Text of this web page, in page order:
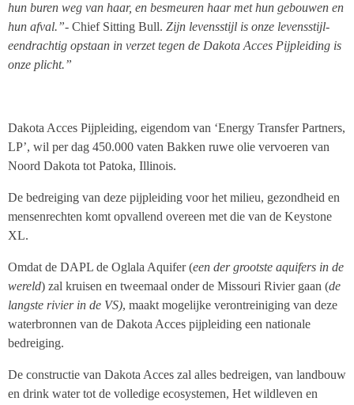
hun buren weg van haar, en besmeuren haar met hun gebouwen en
hun afval.”- Chief Sitting Bull. Zijn levensstijl is onze levensstijl-
eendrachtig opstaan in verzet tegen de Dakota Acces Pijpleiding is
onze plicht.”
Dakota Acces Pijpleiding, eigendom van ‘Energy Transfer Partners,
LP’, wil per dag 450.000 vaten Bakken ruwe olie vervoeren van
Noord Dakota tot Patoka, Illinois.
De bedreiging van deze pijpleiding voor het milieu, gezondheid en
mensenrechten komt opvallend overeen met die van de Keystone
XL.
Omdat de DAPL de Oglala Aquifer (een der grootste aquifers in de
wereld) zal kruisen en tweemaal onder de Missouri Rivier gaan (de
langste rivier in de VS), maakt mogelijke verontreiniging van deze
waterbronnen van de Dakota Acces pijpleiding een nationale
bedreiging.
De constructie van Dakota Acces zal alles bedreigen, van landbouw
en drink water tot de volledige ecosystemen, Het wildleven en